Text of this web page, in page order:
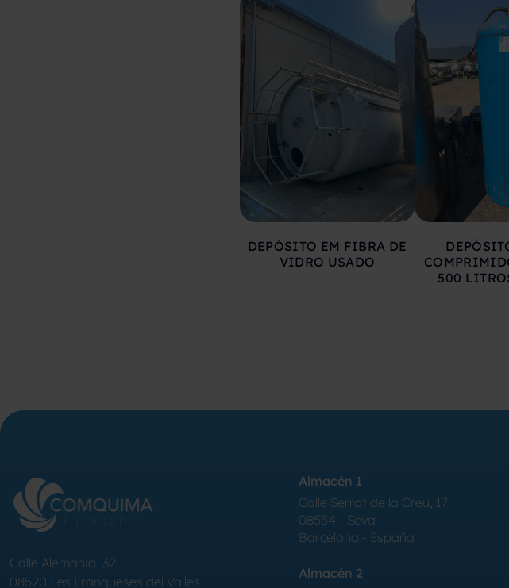
DEPÓSITO EM FIBRA DE
VIDRO USADO
500
Calle Alemania, 32
08520 Les Franqueses del Valles
Almacén 1
Calle Serrat de la Creu, 17
08554 - Seva
Barcelona - España
Almacén 2